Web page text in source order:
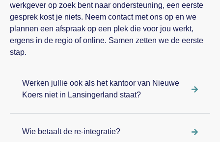
werkgever op zoek bent naar ondersteuning, een eerste
gesprek kost je niets. Neem contact met ons op en we
plannen een afspraak op een plek die voor jou werkt,
ergens in de regio of online. Samen zetten we de eerste
stap.
Werken jullie ook als het kantoor van Nieuwe
Koers niet in Lansingerland staat?
Wie betaalt de re-integratie?